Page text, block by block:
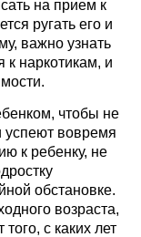
на прием к
ругать его и
важно узнать
к наркотикам, и
чтобы не
успеют вовремя
к ребенку, не
обстановке.
возраста,
с каких лет